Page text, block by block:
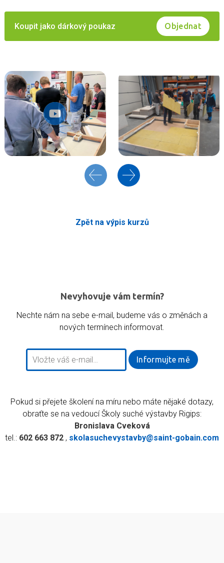
Koupit jako dárkový poukaz Objednat
Zpět na výpis kurzů
Nevyhovuje vám termín?
Nechte nám na sebe e-mail, budeme vás o změnách a
nových termínech informovat.
Informujte mě
Pokud si přejete školení na míru nebo máte nějaké dotazy,
obraťte se na vedoucí Školy suché výstavby Rigips:
Bronislava Cveková
tel.: 602 663 872 , skolasuchevystavby@saint-gobain.com